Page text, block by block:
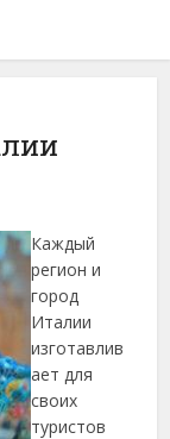
Каждый
регион и
город
Италии
изготавлив
ает для
своих
туристов